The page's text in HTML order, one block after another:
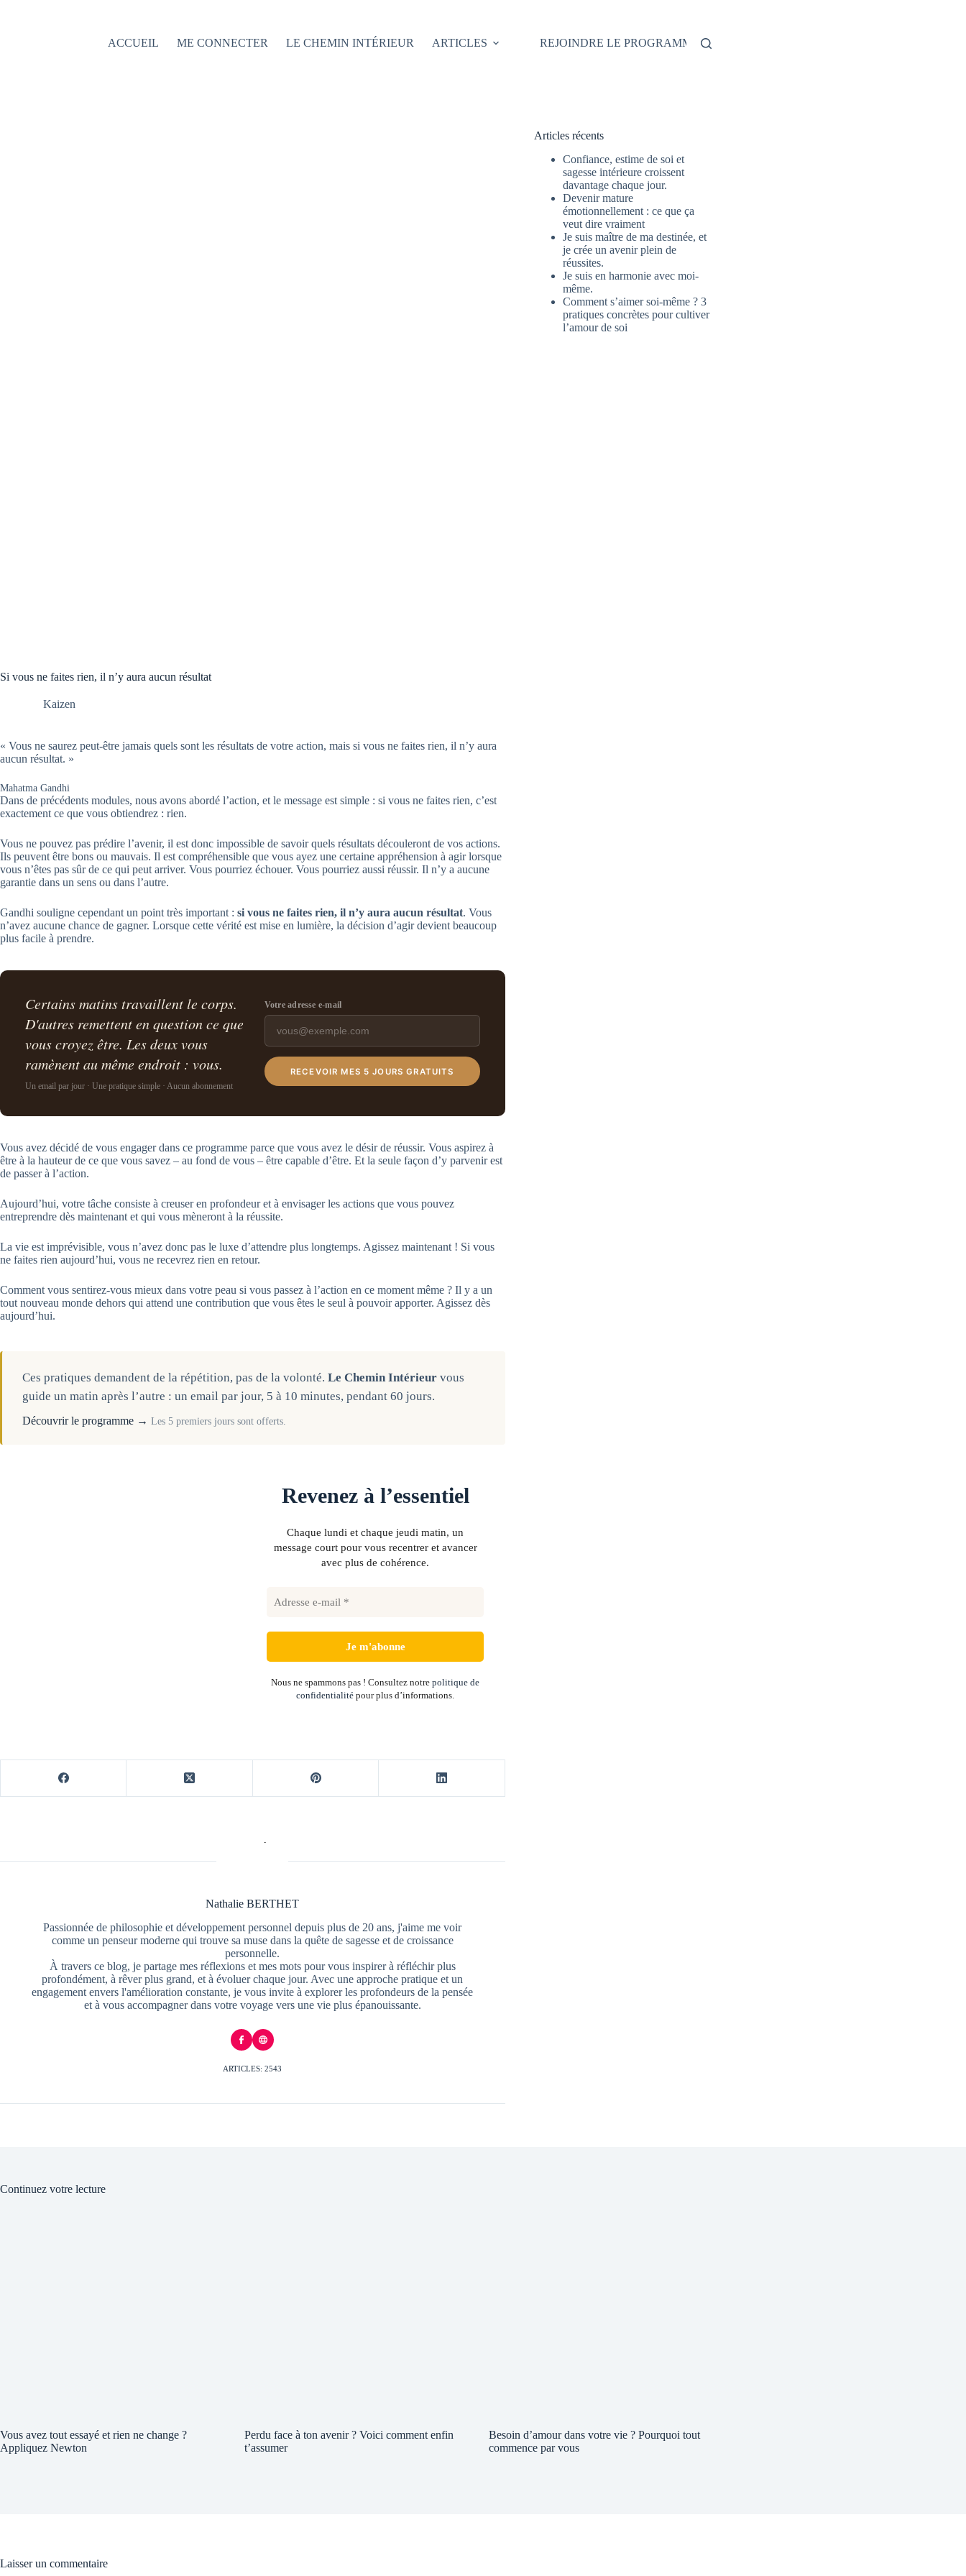
ACCUEIL
ME CONNECTER LE CHEMIN INTÉRIEUR ARTICLES REJOINDRE LE PROGRAMME
Si vous ne faites rien, il n’y aura aucun résultat
Kaizen
« Vous ne saurez peut-être jamais quels sont les résultats de votre action, mais si vous ne faites rien, il n’y aura
aucun résultat. »
Mahatma Gandhi
Dans de précédents modules, nous avons abordé l’action, et le message est simple : si vous ne faites rien, c’est
exactement ce que vous obtiendrez : rien.
Vous ne pouvez pas prédire l’avenir, il est donc impossible de savoir quels résultats découleront de vos actions.
Ils peuvent être bons ou mauvais. Il est compréhensible que vous ayez une certaine appréhension à agir lorsque
vous n’êtes pas sûr de ce qui peut arriver. Vous pourriez échouer. Vous pourriez aussi réussir. Il n’y a aucune
garantie dans un sens ou dans l’autre.
Gandhi souligne cependant un point très important : si vous ne faites rien, il n’y aura aucun résultat. Vous
n’avez aucune chance de gagner. Lorsque cette vérité est mise en lumière, la décision d’agir devient beaucoup
plus facile à prendre.
Certains matins travaillent le corps.
D'autres remettent en question ce que
vous croyez être. Les deux vous
ramènent au même endroit : vous.
Un email par jour · Une pratique simple · Aucun abonnement
Votre adresse e-mail
RECEVOIR MES 5 JOURS GRATUITS
Vous avez décidé de vous engager dans ce programme parce que vous avez le désir de réussir. Vous aspirez à
être à la hauteur de ce que vous savez – au fond de vous – être capable d’être. Et la seule façon d’y parvenir est
de passer à l’action.
Aujourd’hui, votre tâche consiste à creuser en profondeur et à envisager les actions que vous pouvez
entreprendre dès maintenant et qui vous mèneront à la réussite.
La vie est imprévisible, vous n’avez donc pas le luxe d’attendre plus longtemps. Agissez maintenant ! Si vous
ne faites rien aujourd’hui, vous ne recevrez rien en retour.
Comment vous sentirez-vous mieux dans votre peau si vous passez à l’action en ce moment même ? Il y a un
tout nouveau monde dehors qui attend une contribution que vous êtes le seul à pouvoir apporter. Agissez dès
aujourd’hui.
Ces pratiques demandent de la répétition, pas de la volonté. Le Chemin Intérieur vous
guide un matin après l’autre : un email par jour, 5 à 10 minutes, pendant 60 jours.
Découvrir le programme → Les 5 premiers jours sont offerts.
Revenez à l’essentiel
Chaque lundi et chaque jeudi matin, un
message court pour vous recentrer et avancer
avec plus de cohérence.
Nous ne spammons pas ! Consultez notrepolitique de
confidentialité pour plus d’informations.
Nathalie BERTHET
Passionnée de philosophie et développement personnel depuis plus de 20 ans, j'aime me voir
comme un penseur moderne qui trouve sa muse dans la quête de sagesse et de croissance
personnelle.
À travers ce blog, je partage mes réflexions et mes mots pour vous inspirer à réfléchir plus
profondément, à rêver plus grand, et à évoluer chaque jour. Avec une approche pratique et un
engagement envers l'amélioration constante, je vous invite à explorer les profondeurs de la pensée
et à vous accompagner dans votre voyage vers une vie plus épanouissante.
ARTICLES: 2543
Articles récents
Confiance, estime de soi et
sagesse intérieure croissent
davantage chaque jour.
Devenir mature
émotionnellement : ce que ça
veut dire vraiment
Je suis maître de ma destinée, et
je crée un avenir plein de
réussites.
Je suis en harmonie avec moi-
même.
Comment s’aimer soi-même ? 3
pratiques concrètes pour cultiver
l’amour de soi
Continuez votre lecture
Vous avez tout essayé et rien ne change ?
Appliquez Newton
Perdu face à ton avenir ? Voici comment enfin
t’assumer
Besoin d’amour dans votre vie ? Pourquoi tout
commence par vous
Laisser un commentaire